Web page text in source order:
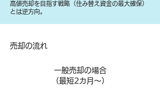
高値売却を目指す戦略（住み替え資金の最大確保）
とは逆方向。
​売却の流れ
一般売却の場合
​（最短2カ月～）